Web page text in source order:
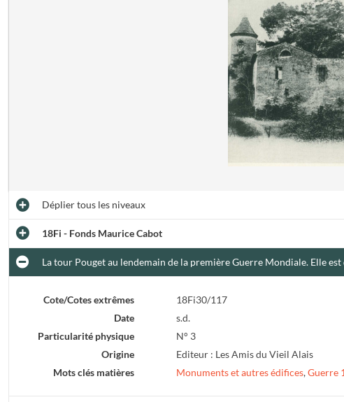
Dépliertous les niveaux
18Fi - Fonds Maurice Cabot
La tour Pouget au lendemain de la première Guerre Mondiale. Elle
Cote/Cotes extrêmes
18Fi30/117
Date
s.d.
Particularité physique
N° 3
Origine
Editeur : Les Amis du Vieil Alais
Mots clés matières
Monuments et autres édifices,Guerre